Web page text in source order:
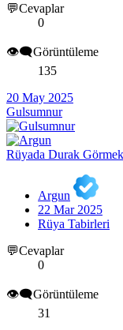
💬Cevaplar
0
👁️‍🗨️Görüntüleme
135
20 May 2025
Gulsumnur
Rüyada Durak Görmek
Argun
22 Mar 2025
Rüya Tabirleri
💬Cevaplar
0
👁️‍🗨️Görüntüleme
31